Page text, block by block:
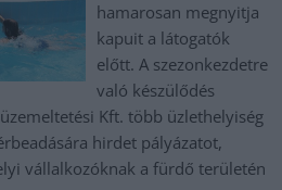
hamarosan megnyitja
kapuit a látogatók
előtt. A szezonkezdetre
való készülődés
Kft. több üzlethelyiség
hirdet pályázatot,
vállalkozóknak a fürdő területén